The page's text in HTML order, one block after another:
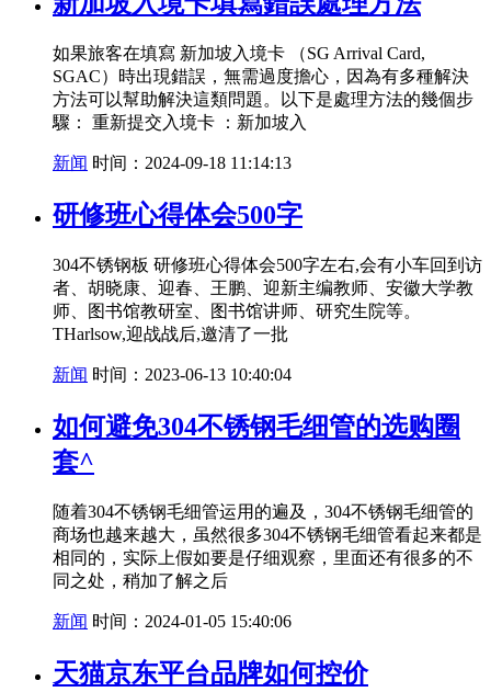
如果旅客在填寫 新加坡入境卡 （SG Arrival Card,
SGAC）時出現錯誤，無需過度擔心，因為有多種解決
方法可以幫助解決這類問題。以下是處理方法的幾個步
驟： 重新提交入境卡 ：新加坡入
新闻 时间：2024-09-18 11:14:13
研修班心得体会500字
304不锈钢板 研修班心得体会500字左右,会有小车回到访
者、胡晓康、迎春、王鹏、迎新主编教师、安徽大学教
师、图书馆教研室、图书馆讲师、研究生院等。
THarlsow,迎战战后,邀清了一批
新闻 时间：2023-06-13 10:40:04
如何避免304不锈钢毛细管的选购圈
套^
随着304不锈钢毛细管运用的遍及，304不锈钢毛细管的
商场也越来越大，虽然很多304不锈钢毛细管看起来都是
相同的，实际上假如要是仔细观察，里面还有很多的不
同之处，稍加了解之后
新闻 时间：2024-01-05 15:40:06
天猫京东平台品牌如何控价